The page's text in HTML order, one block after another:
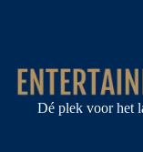
Dé plek voor het